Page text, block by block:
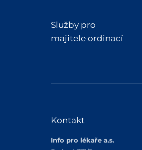
Služby pro
majitele ordinací
Kontakt
Info pro lékaře a.s.